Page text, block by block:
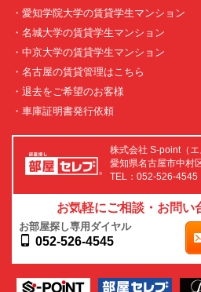
・愛知学院大学の賃貸学生マンション
・名城大学の賃貸学生マンション
・中京大学の賃貸学生マンション
・名古屋の賃貸管理はこちら
・退去をご希望のお客様
・車庫証明書発行依頼
株式会社 S-point（エ
愛知県名古屋市中村
TEL：052-526-
お気軽にご相談・お問い
お部屋探し専用ダイヤル
052-526-4545